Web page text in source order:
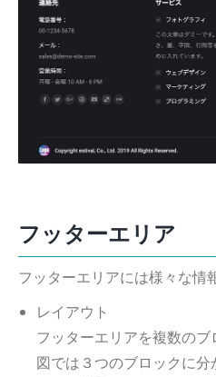
フッターエリア
フッターエリアには様々な情
レイアウト
フッターエリアを複数の
図では３つのブロックに